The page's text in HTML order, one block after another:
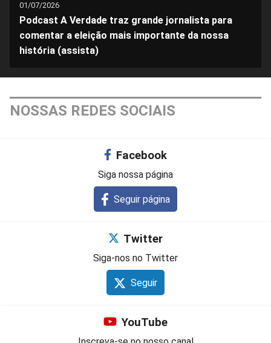
01/07/2026
Podcast A Verdade traz grande jornalista para
comentar a eleição mais importante da nossa
história (assista)
NOSSAS REDES SOCIAIS
Facebook
Siga nossa página
Seguir página
Twitter
Siga-nos no Twitter
Seguir
YouTube